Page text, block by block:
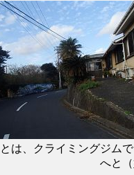
は、クライミングジム
へと（